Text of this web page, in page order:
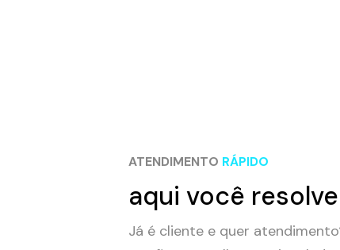
ATENDIMENTO RÁPIDO
aqui você
Já é cliente e quer